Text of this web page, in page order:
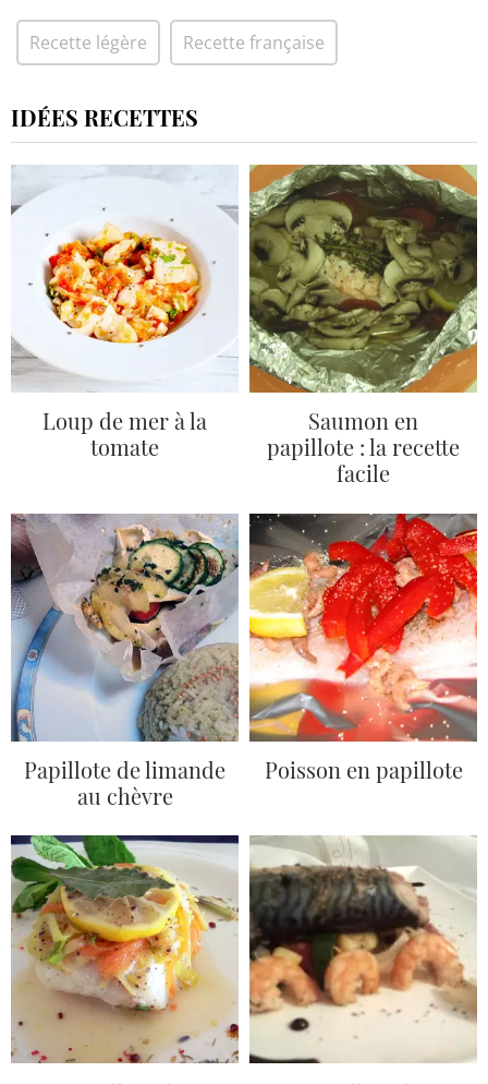
Recette légère Recette française
IDÉES RECETTES
Loup de mer à la
tomate
Saumon en
papillote : la recette
facile
Papillote de limande
au chèvre
Poisson en papillote